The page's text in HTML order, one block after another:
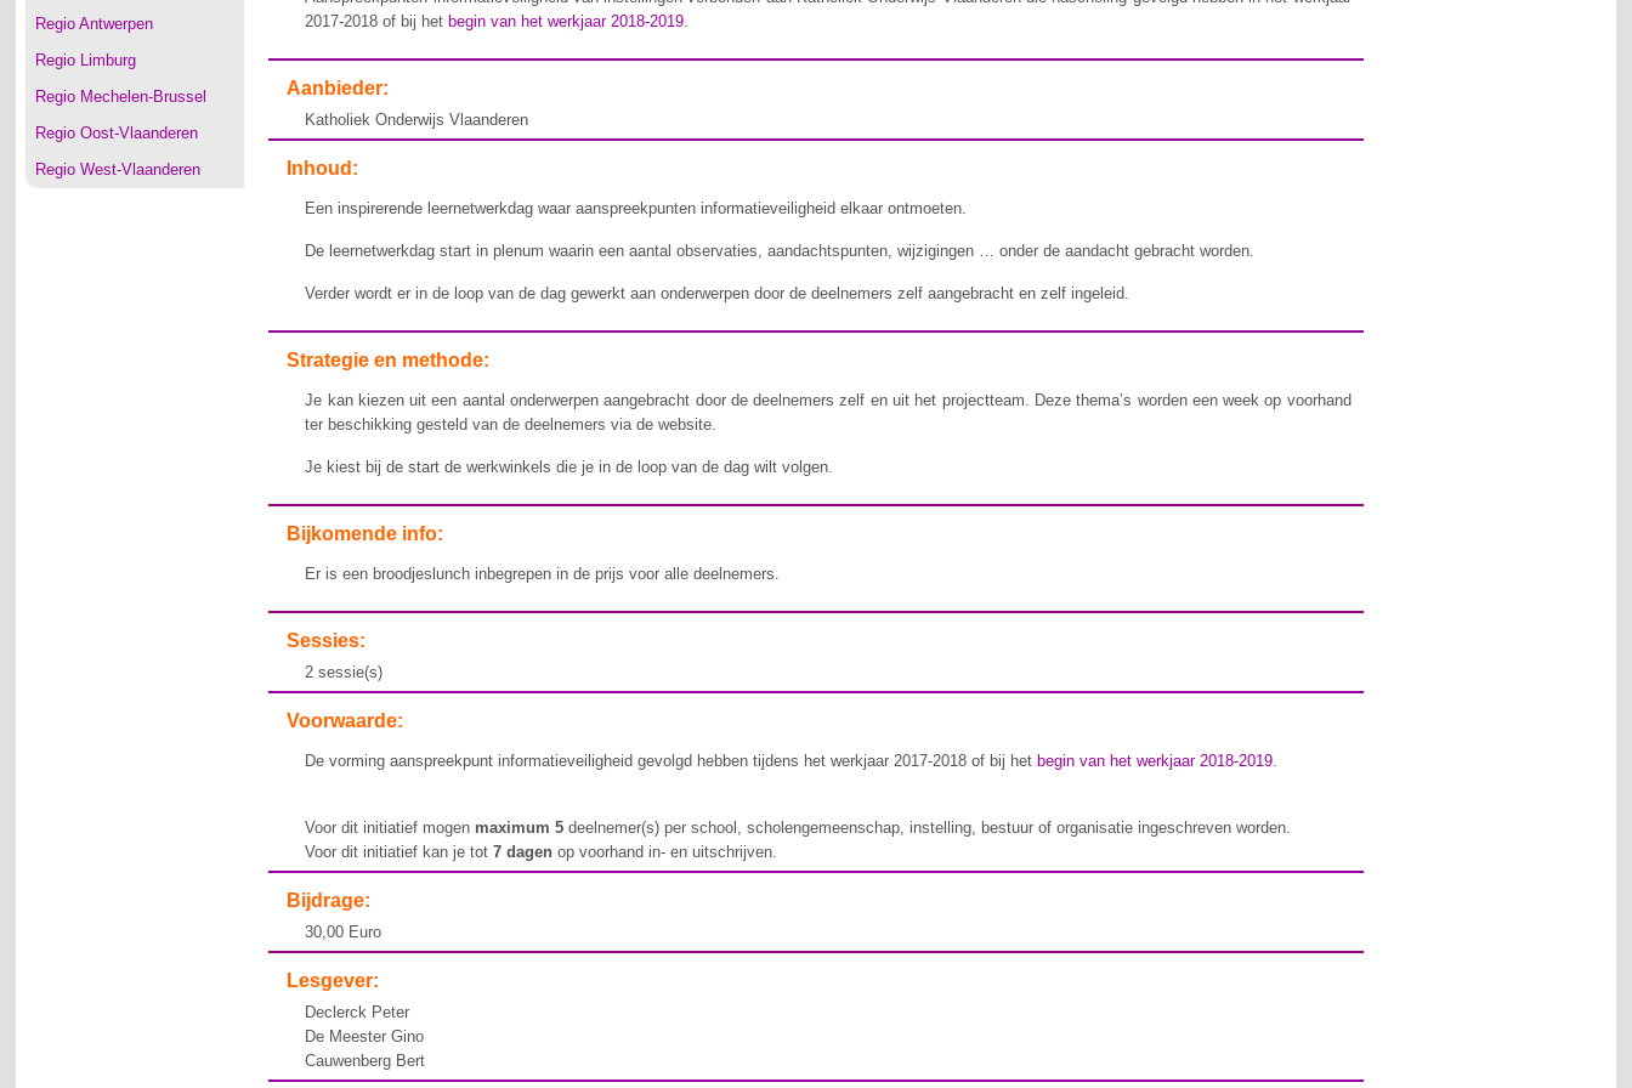
Regio Antwerpen
Regio Limburg
Regio Mechelen-Brussel
Regio Oost-Vlaanderen
Regio West-Vlaanderen
2017-2018 of bij het begin van het werkjaar 2018-2019.
Aanbieder:
Katholiek Onderwijs Vlaanderen
Inhoud:
Een inspirerende leernetwerkdag waar aanspreekpunten informatieveiligheid elkaar ontmoeten.
De leernetwerkdag start in plenum waarin een aantal observaties, aandachtspunten, wijzigingen … onder de aandacht gebracht worden.
Verder wordt er in de loop van de dag gewerkt aan onderwerpen door de deelnemers zelf aangebracht en zelf ingeleid.
Strategie en methode:
Je kan kiezen uit een aantal onderwerpen aangebracht door de deelnemers zelf en uit het projectteam. Deze thema’s worden een week op voorhand
ter beschikking gesteld van de deelnemers via de website.
Je kiest bij de start de werkwinkels die je in de loop van de dag wilt volgen.
Bijkomende info:
Er is een broodjeslunch inbegrepen in de prijs voor alle deelnemers.
Sessies:
2 sessie(s)
Voorwaarde:
De vorming aanspreekpunt informatieveiligheid gevolgd hebben tijdens het werkjaar 2017-2018 of bij het begin van het werkjaar 2018-2019.
Voor dit initiatief mogen maximum 5 deelnemer(s) per school, scholengemeenschap, instelling, bestuur of organisatie ingeschreven worden.
Voor dit initiatief kan je tot7 dagen op voorhand in- en uitschrijven.
Bijdrage:
30,00 Euro
Lesgever:
Declerck Peter
De Meester Gino
Cauwenberg Bert